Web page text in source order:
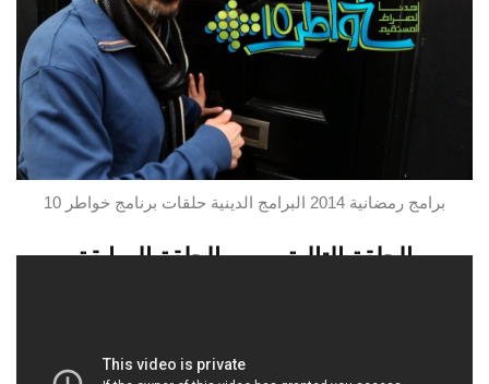
برامج رمضانية 2014 البرامج الدينية حلقات برنامج خواطر 10
الحلقة التالية الحلقة السابقة